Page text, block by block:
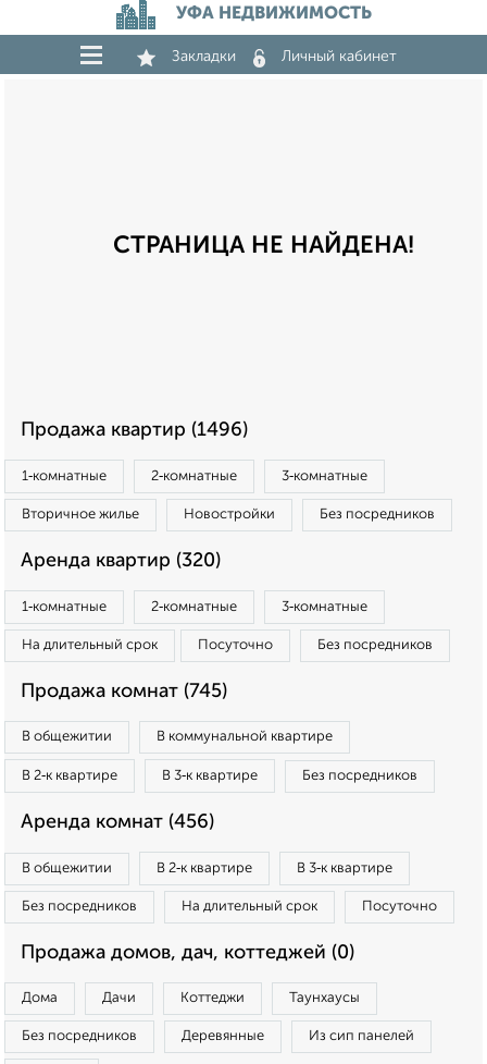
УФА НЕДВИЖИМОСТЬ
Закладки Личный кабинет
СТРАНИЦА НЕ НАЙДЕНА!
Продажа квартир (1496)
1‑комнатные 2‑комнатные 3‑комнатные
Вторичное жилье Новостройки Без посредников
Аренда квартир (320)
1‑комнатные 2‑комнатные 3‑комнатные
На длительный срок Посуточно Без посредников
Продажа комнат (745)
В общежитии В коммунальной квартире
В 2‑к квартире В 3‑к квартире Без посредников
Аренда комнат (456)
В общежитии В 2‑к квартире В 3‑к квартире
Без посредников На длительный срок Посуточно
Продажа домов, дач, коттеджей (0)
Дома Дачи Коттеджи Таунхаусы
Без посредников Деревянные Из сип панелей